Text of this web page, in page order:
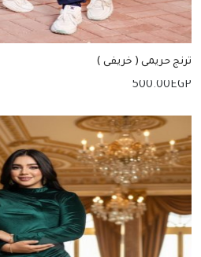
ترنج حريمى ( خريفى )
500.00EGP